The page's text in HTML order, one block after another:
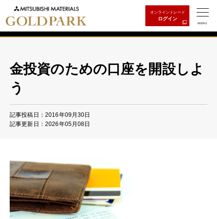
オンライントレード
ログイン
MENU
金投資のための口座を開設しよ
う
記事投稿日：2016年09月30日
記事更新日：2026年05月08日